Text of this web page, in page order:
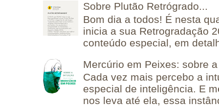
Sobre Plutão Retrógrado...
Bom dia a todos! É nesta
inicia a sua Retrogradação
conteúdo especial, em
Mercúrio em Peixes: sobre
Cada vez mais percebo a
especial de inteligência. E
nos leva até ela, essa